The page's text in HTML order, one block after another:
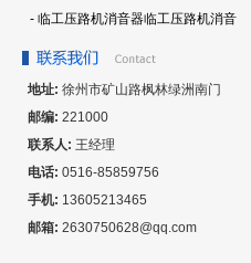
- 临工压路机消音器临工压路机消音
地址: 徐州市矿山路枫林绿洲南门
邮编: 221000
联系人: 王经理
电话: 0516-85859756
手机: 13605213465
邮箱: 2630750628@qq.com